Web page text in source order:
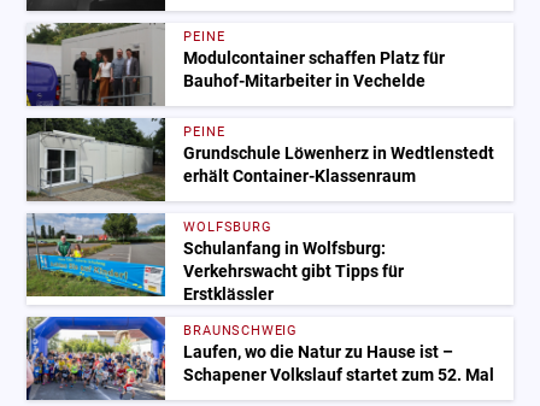
PEINE
Modulcontainer schaffen Platz für
Bauhof-Mitarbeiter in Vechelde
PEINE
Grundschule Löwenherz in Wedtlenstedt
erhält Container-Klassenraum
WOLFSBURG
Schulanfang in Wolfsburg:
Verkehrswacht gibt Tipps für
Erstklässler
BRAUNSCHWEIG
Laufen, wo die Natur zu Hause ist –
Schapener Volkslauf startet zum 52. Mal